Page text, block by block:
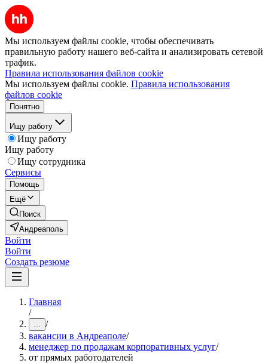
Мы используем файлы cookie, чтобы обеспечивать
правильную работу нашего веб-сайта и анализировать сетевой
трафик.
Правила использования файлов cookie
Мы используем файлы cookie. Правила использования
файлов cookie
Понятно
Ищу работу
Ищу работу
Ищу работу
Ищу сотрудника
Сервисы
Помощь
Ещё
Поиск
Андреаполь
Войти
Войти
Создать резюме
Главная
/
... /
вакансии в Андреаполе/
менеджер по продажам корпоративных услуг/
от прямых работодателей